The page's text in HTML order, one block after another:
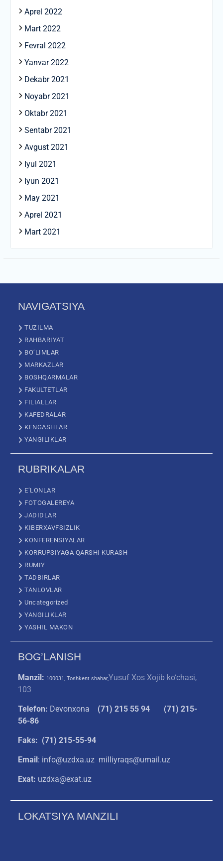
Aprel 2022
Mart 2022
Fevral 2022
Yanvar 2022
Dekabr 2021
Noyabr 2021
Oktabr 2021
Sentabr 2021
Avgust 2021
Iyul 2021
Iyun 2021
May 2021
Aprel 2021
Mart 2021
NAVIGATSIYA
TUZILMA
RAHBARIYAT
BO’LIMLAR
MARKAZLAR
BOSHQARMALAR
FAKULTETLAR
FILIALLAR
KAFEDRALAR
KENGASHLAR
YANGILIKLAR
RUBRIKALAR
E’LONLAR
FOTOGALEREYA
JADIDLAR
KIBERXAVFSIZLIK
KONFERENSIYALAR
KORRUPSIYAGA QARSHI KURASH
RUMIY
TADBIRLAR
TANLOVLAR
Uncategorized
YANGILIKLAR
YASHIL MAKON
BOG’LANISH
Manzil: 100031, Toshkent shahar,Yusuf Xos Xojib ko‘chasi,
103
Telefon: Devonxona (71) 215 55 94
(71) 215-
56-86
Faks: (71) 215-55-94
Email: info@uzdxa.uz milliyraqs@umail.uz
Exat: uzdxa@exat.uz
LOKATSIYA MANZILI